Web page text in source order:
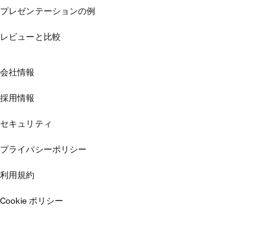
プレゼンテーションの例
レビューと比較
会社情報
採用情報
セキュリティ
プライバシーポリシー
利用規約
Cookie ポリシー